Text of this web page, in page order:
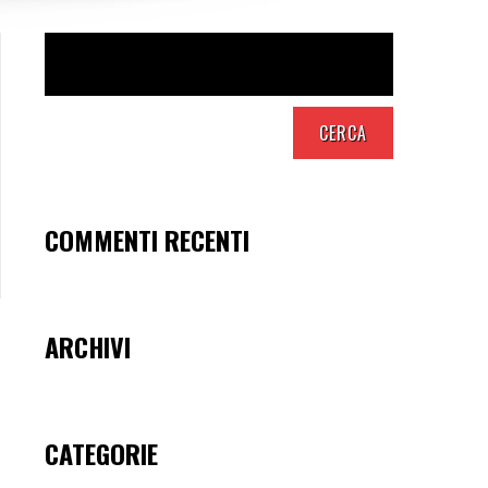
COMMENTI RECENTI
ARCHIVI
CATEGORIE